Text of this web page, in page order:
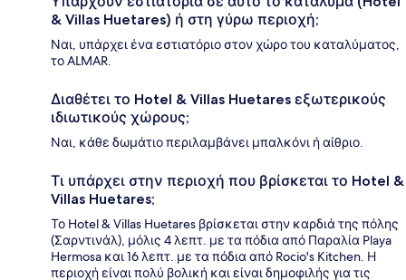
& Villas Huetares) ή στη γύρω περιοχή;
Ναι, υπάρχει ένα εστιατόριο στον χώρο του καταλύματος,
το ALMAR.
Διαθέτει το Hotel & Villas Huetares εξωτερικούς
ιδιωτικούς χώρους;
Ναι, κάθε δωμάτιο περιλαμβάνει μπαλκόνι ή αίθριο.
Τι υπάρχει στην περιοχή που βρίσκεται το Hotel &
Villas Huetares;
Το Hotel & Villas Huetares βρίσκεται στην καρδιά της πόλης
(Σαρντινάλ), μόλις 4 λεπτ. με τα πόδια από Παραλία Playa
Hermosa και 16 λεπτ. με τα πόδια από Rocio's Kitchen. Η
περιοχή είναι πολύ βολική και είναι δημοφιλής για τις